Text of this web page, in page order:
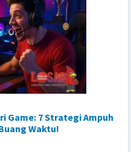
Game: 7 Strategi Ampuh
Waktu!